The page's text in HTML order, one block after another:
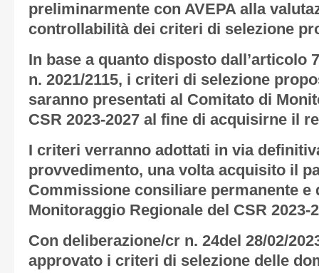
preliminarmente con AVEPA alla
controllabilità dei criteri di selezione
In base a quanto disposto dall’articolo
n. 2021/2115, i criteri di selezione
saranno presentati al Comitato di
CSR 2023-2027 al fine di acquisirne il
I criteri verranno adottati in via
provvedimento, una volta acquisito il
Commissione consiliare permanente e
Monitoraggio Regionale del CSR 2023-
Con deliberazione/cr n. 24del 28/02/
approvato i criteri di selezione delle